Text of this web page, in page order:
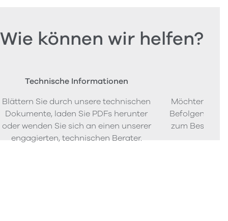
Wie können wir helfen?
Technische Informationen
Blättern Sie durch unsere technischen
Dokumente, laden Sie PDFs herunter
oder wenden Sie sich an einen unserer
engagierten, technischen Berater.
Möchten Sie
Befolgen Sie
zum